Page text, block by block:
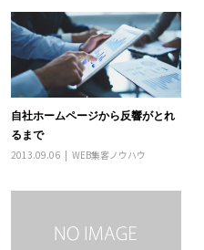
自社ホームページから反響がとれ
るまで
2013.09.06 WEB集客ノウハウ